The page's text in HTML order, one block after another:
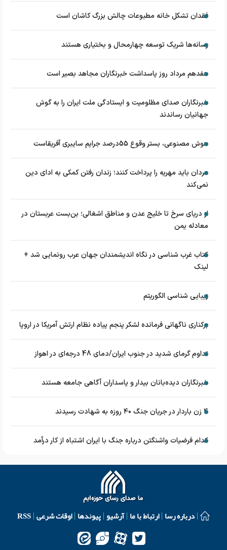
فقدان تشکل خانه مطبوعات چالش بزرگ کاشان است
رسانه‌ها شریک توسعه چهارمحال و بختیاری هستند
هفدهم مرداد روز پاسداشت خبرنگاران مجاهد بصیر است
خبرنگاران صدای مظلومیت و ایستادگی ملت ایران را به گوش
جهانیان رساندند
هوش مصنوعی، بستر وقوع 55درصد جرایم سایبری آفریقاست
مردان باید مهریه را پرداخت کنند؛ زندان رفتن کمکی به ادای دین
نمی‌کند
از دریای سرخ تا خلیج عدن و مناطق اشغالی؛ بن‌بست عربستان در
معادله یمن
کتاب غرب شناسی در نگاه اندیشمندان جهان عرب رونمایی شد +
لینک
زیبایی شناسی الگوریتم
برکناری ناگهانی فرمانده لشکر پنجم پیاده‌ نظام ارتش آمریکا در اروپا
تداوم گرمای شدید در جنوب ایران/دمای 48 درجه‌ای در اهواز
خبرنگاران دیده‌بانان بیدار و پاسداران آگاهی جامعه هستند
۴ زن باردار در جریان جنگ ۴۰ روزه به شهادت رسیدند
کدام فرضیات واشنگتن درباره جنگ با ایران اشتباه از کار درآمد
درباره رسا ارتباط با ما آرشیو پیوندها اوقات شرعی RSS